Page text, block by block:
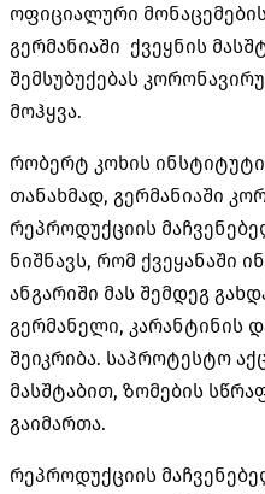
ოფიციალური
გერმანიაში ქვეყნის
შემსუბუქებას
მოჰყვა.
რობერტ კოხის
თანახმად, გერმანიაში
რეპროდუქციის
ნიშნავს, რომ ქვეყანაში
ანგარიში მას შემდეგ
გერმანელი, კარანტინის
შეიკრიბა. საპროტესტო
მასშტაბით, ზომების
გაიმართა.
რეპროდუქციის